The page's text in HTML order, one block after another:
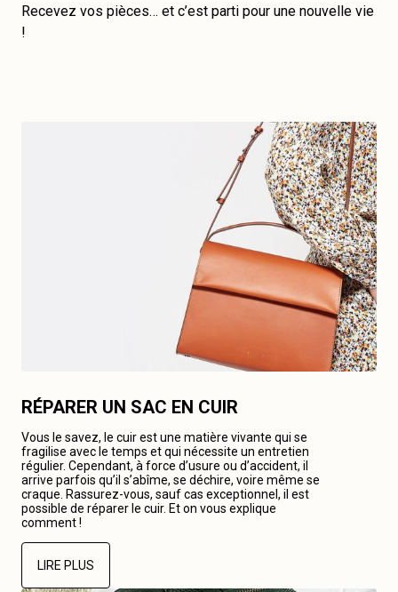
Recevez vos pièces… et c’est parti pour une nouvelle vie
!
RÉPARER UN SAC EN CUIR
Vous le savez, le cuir est une matière vivante qui se
fragilise avec le temps et qui nécessite un entretien
régulier. Cependant, à force d’usure ou d’accident, il
arrive parfois qu’il s’abîme, se déchire, voire même se
craque. Rassurez-vous, sauf cas exceptionnel, il est
possible de réparer le cuir. Et on vous explique
comment !
LIRE PLUS